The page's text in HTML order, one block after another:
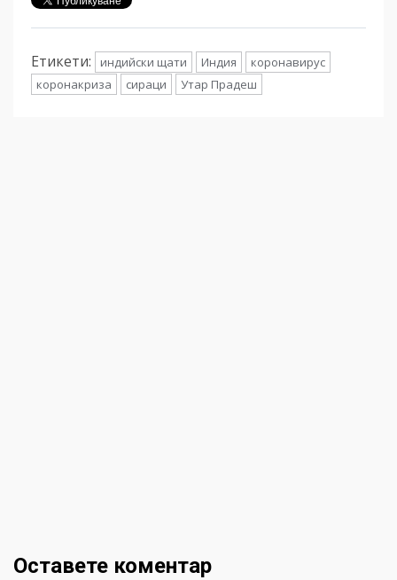
Етикети: индийски щати Индия
коронавирус
коронакриза
сираци Утар Прадеш
Оставете коментар